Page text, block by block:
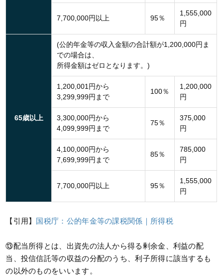
7,700,000円以上 95％
1,555,000
円
65歳以上
(公的年金等の収入金額の合計額が1,200,000円ま
での場合は、
所得金額はゼロとなります。)
1,200,001円から
3,299,999円まで
100％
1,200,000
円
3,300,000円から
4,099,999円まで
75％
375,000
円
4,100,000円から
7,699,999円まで
85％
785,000
円
7,700,000円以上 95％
1,555,000
円
【引用】 国税庁：公的年金等の課税関係｜所得税
⑬配当所得とは、出資先の法人から得る剰余金、利益の配
当、投信信託等の収益の分配のうち、利子所得に該当するも
の以外のものをいいます。